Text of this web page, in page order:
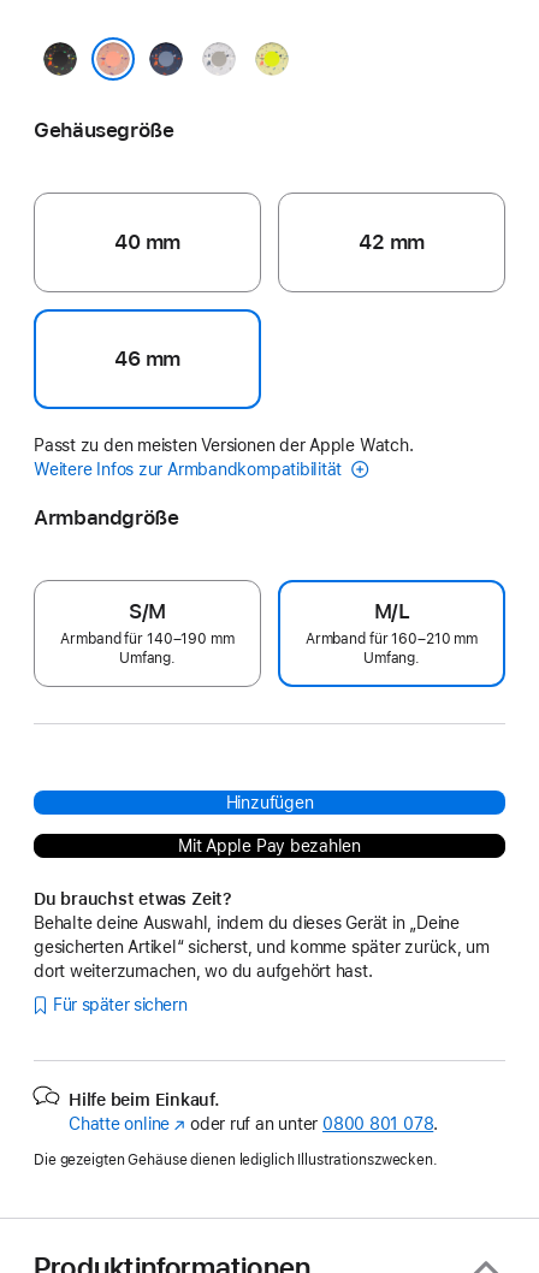
Midnight
Blue
VeiledVolt
Gehäusegröße
40 mm 42 mm
46 mm
Passt zu den meisten Versionen der Apple Watch.
Weitere Infos zur Armbandkompatibilität
Armbandgröße
S/M
Armband für 140–190 mm
Umfang.
M/L
Armband für 160–210 mm
Umfang.
Hinzufügen
Mit Apple Pay bezahlen
Du brauchst etwas Zeit?
Behalte deine Auswahl, indem du dieses Gerät in „Deine
gesicherten Artikel“ sicherst, und komme später zurück, um
dort weiterzumachen, wo du aufgehört hast.
Für später sichern
Hilfe beim Einkauf.
Chatte online (Öffnet
neues
oder ruf an unter 0800 801 078.
Die gezeigten Gehäuse dienen lediglich Illustrationszwecken.